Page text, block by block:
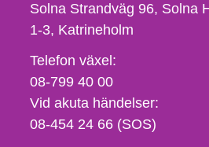
Solna Strandväg 96, Solna
1-3 Katrineholm
Telefon,
fax
och
e-
Telefon växel:
08-799 40 00
Vid akuta händelser:
08-454 24 66 (SOS)